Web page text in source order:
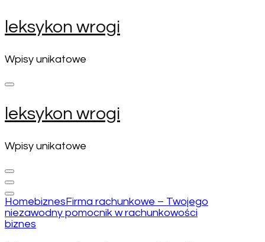
Skip
to
(Press
Enter)
leksykon wrogi
Wpisy unikatowe
leksykon wrogi
Wpisy unikatowe
HomebiznesFirma rachunkowe – Twojego
niezawodny pomocnik w rachunkowości
biznes